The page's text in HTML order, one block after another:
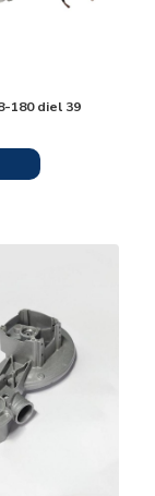
180 diel 39